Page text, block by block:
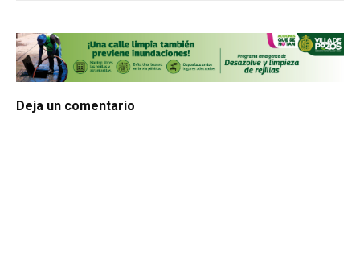
Deja un comentario